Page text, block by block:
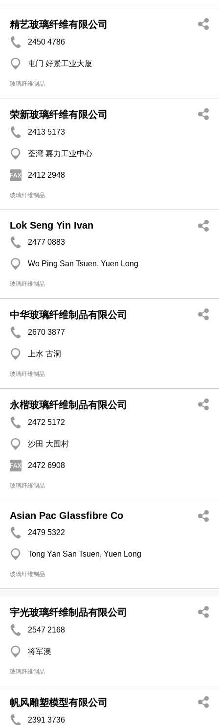
精艺玻璃纤维有限公司
2450 4786
屯门 好景工业大厦
玻璃纤维制品
荣新玻璃纤维有限公司
2413 5173
荃湾 嘉力工业中心
2412 2948
玻璃纤维制品
Lok Seng Yin Ivan
2477 0883
Wo Ping San Tsuen, Yuen Long
玻璃纤维制品
中华玻璃纤维制品有限公司
2670 3877
上水 古洞
玻璃纤维制品
永楷玻璃纤维制品有限公司
2472 5172
沙田 大围村
2472 6908
玻璃纤维制品
Asian Pac Glassfibre Co
2479 5322
Tong Yan San Tsuen, Yuen Long
玻璃纤维制品
宇光玻璃纤维制品有限公司
2547 2168
将军澳
玻璃纤维制品
帆风雕塑模型有限公司
2391 3736